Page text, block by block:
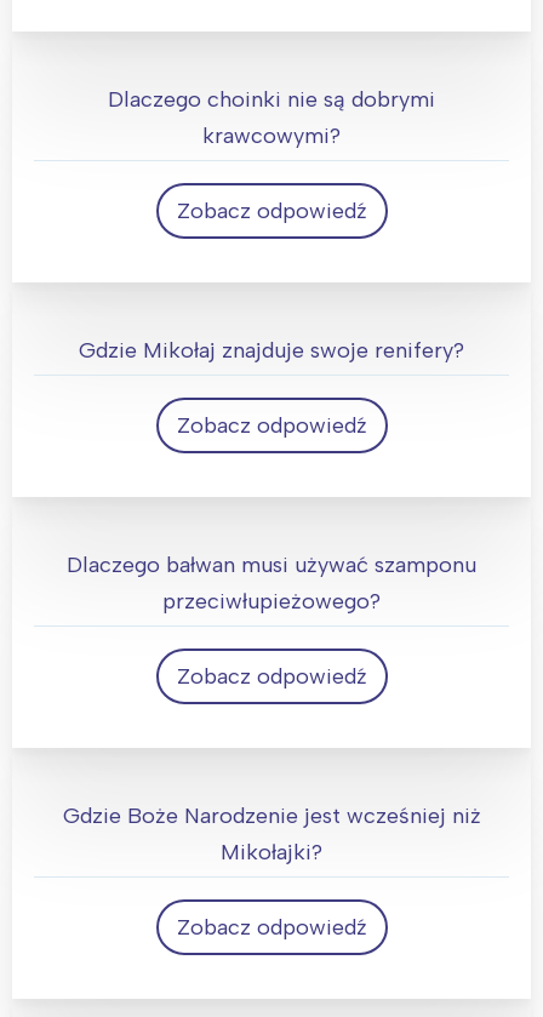
Bo ma czarny pas.
Dlaczego choinki nie są dobrymi
krawcowymi?
Zobacz odpowiedź
Bo ciągle gubią igły.
Gdzie Mikołaj znajduje swoje renifery?
Zobacz odpowiedź
Tam gdzie je zostawił.
Dlaczego bałwan musi używać szamponu
przeciwłupieżowego?
Zobacz odpowiedź
Bo ma białe płatki na całej głowie.
Gdzie Boże Narodzenie jest wcześniej niż
Mikołajki?
Zobacz odpowiedź
W słowniku